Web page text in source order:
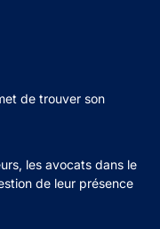
de trouver son
les avocats dans le
de leur présence